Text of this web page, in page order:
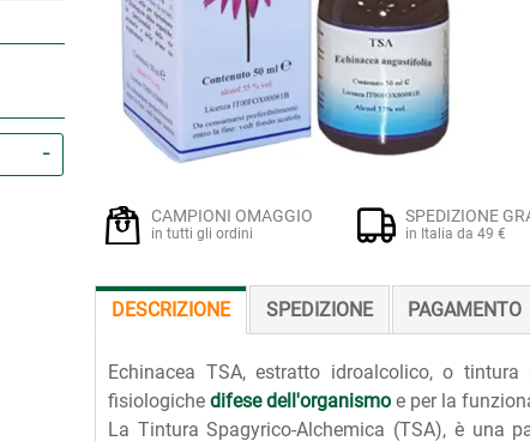
CAMPIONI OMAGGIO
in tutti gli ordini
SPEDIZIONE
in Italia da 49 €
DESCRIZIONE SPEDIZIONE PAGAMENTO
Echinacea TSA, estratto idroalcolico, o tintura
fisiologiche difese dell'organismo e per la
La Tintura Spagyrico-Alchemica (TSA), è una